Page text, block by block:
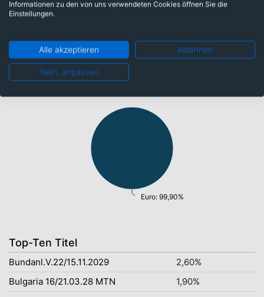
Währungen
Euro: 99,90%
Top-Ten Titel
Bundanl.V.22/15.11.2029
2,60%
Bulgaria 16/21.03.28 MTN
1,90%
Informationen zu den von uns verwendeten Cookies öffnen Sie die
Einstellungen.
Alle akzeptieren Ablehnen
Nein, anpassen